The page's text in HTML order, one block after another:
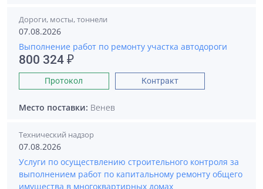
Дороги, мосты, тоннели
07.08.2026
Выполнение работ по ремонту участка автодороги
800 324 ₽
Протокол Контракт
Место поставки: Венев
Технический надзор
07.08.2026
Услуги по осуществлению строительного контроля за
выполнением работ по капитальному ремонту общего
имущества в многоквартирных домах